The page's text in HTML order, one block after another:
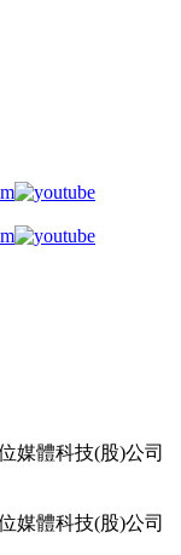
媒體科技(股)公司
媒體科技(股)公司